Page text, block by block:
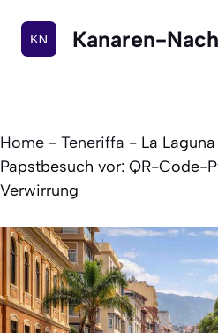
Inhalt
springen
Kanaren-
Home - Teneriffa - La
Papstbesuch vor: QR-Code-
Verwirrung